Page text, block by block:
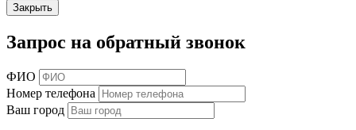
Закрыть
Запрос на обратный звонок
ФИО
Номер телефона
Ваш город